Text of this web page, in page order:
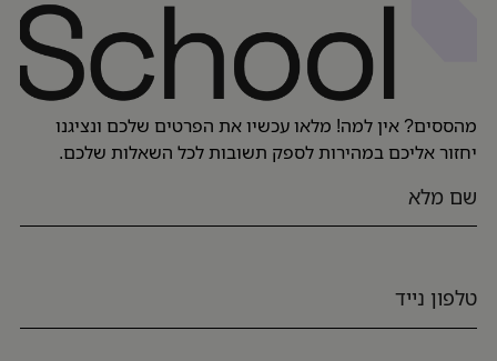
מהססים? אין למה! מלאו עכשיו את הפרטים שלכם ונציגנו
יחזור אליכם במהירות לספק תשובות לכל השאלות שלכם.